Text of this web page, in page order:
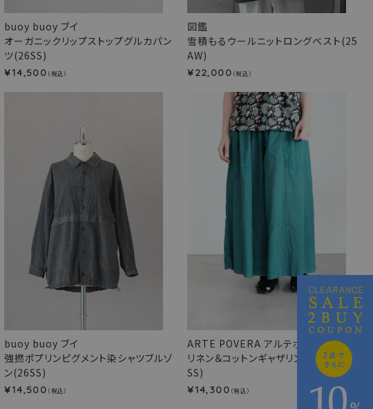
buoy buoy ブイ
オーガニックリップストップグルカパン
ツ(26SS)
¥ 14,500 （税込）
図鑑
雪積もるウールニットロングベスト(25
AW)
¥ 22,000 （税込）
buoy buoy ブイ
強撚ポプリンピグメント染シャツブルゾ
ン(26SS)
¥ 14,500 （税込）
ARTE POVERA アルテポーヴェラ
リネン＆コットンギャザリングパンツ(26
SS)
¥ 14,300 （税込）